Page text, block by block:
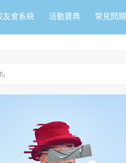
友會系統 活動寶典 常見問題